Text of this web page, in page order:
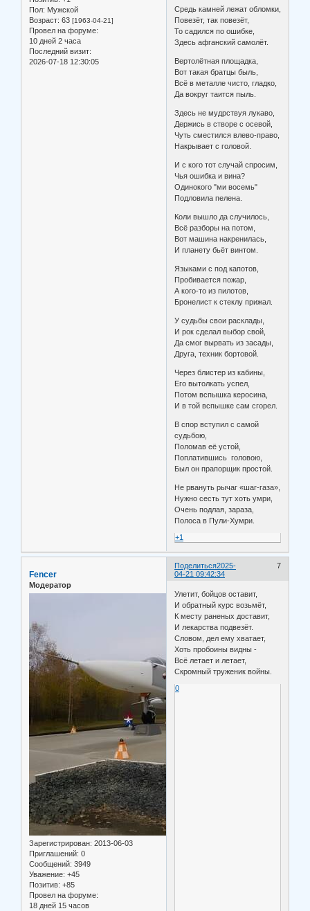
Пол: Мужской
Возраст: 63 [1963-04-21]
Провел на форуме:
10 дней 2 часа
Последний визит:
2026-07-18 12:30:05
Средь камней лежат обломки,
Повезёт, так повезёт,
То садился по ошибке,
Здесь афганский самолёт.
Вертолётная площадка,
Вот такая братцы быль,
Всё в металле чисто, гладко,
Да вокруг таится пыль.
Здесь не мудрствуя лукаво,
Держись в створе с осевой,
Чуть сместился влево-право,
Накрывает с головой.
И с кого тот случай спросим,
Чья ошибка и вина?
Одинокого "ми восемь"
Подловила пелена.
Коли вышло да случилось,
Всё разборы на потом,
Вот машина накренилась,
И планету бьёт винтом.
Языками с под капотов,
Пробивается пожар,
А кого-то из пилотов,
Бронелист к стеклу прижал.
У судьбы свои расклады,
И рок сделал выбор свой,
Да смог вырвать из засады,
Друга, техник бортовой.
Через блистер из кабины,
Его вытолкать успел,
Потом вспышка керосина,
И в той вспышке сам сгорел.
В спор вступил с самой
судьбою,
Поломав её устой,
Поплатившись головою,
Был он прапорщик простой.
Не рвануть рычаг «шаг-газа»,
Нужно сесть тут хоть умри,
Очень подлая, зараза,
Полоса в Пули-Хумри.
+1
Поделиться 7
2025-
04-21 09:42:34
Fencer
Модератор
Зарегистрирован: 2013-06-03
Приглашений: 0
Сообщений: 3949
Уважение: +45
Позитив: +85
Провел на форуме:
18 дней 15 часов
Улетит, бойцов оставит,
И обратный курс возьмёт,
К месту раненых доставит,
И лекарства подвезёт.
Словом, дел ему хватает,
Хоть пробоины видны -
Всё летает и летает,
Скромный труженик войны.
0